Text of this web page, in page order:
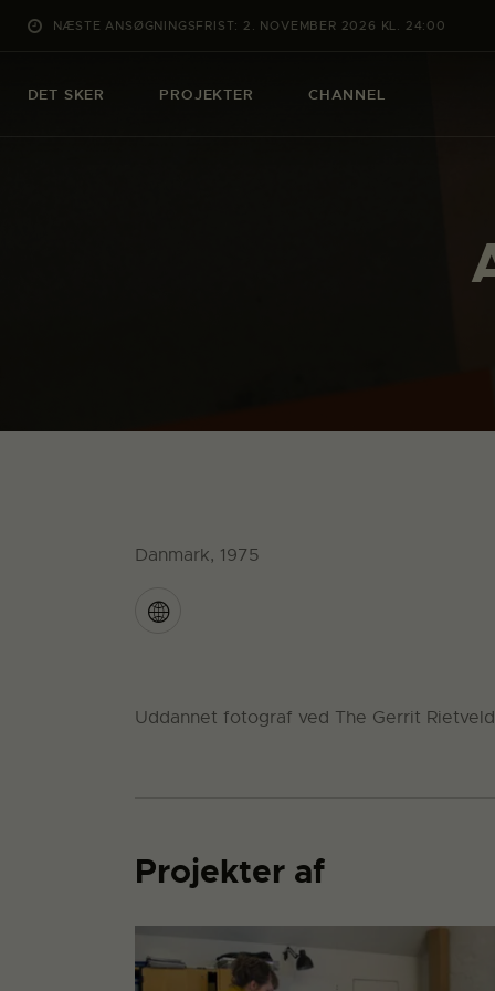
NÆSTE ANSØGNINGSFRIST: 2. NOVEMBER 2026 KL. 24:00
DET SKER PROJEKTER CHANNEL
Danmark, 1975
Uddannet fotograf ved The Gerrit
Projekter af